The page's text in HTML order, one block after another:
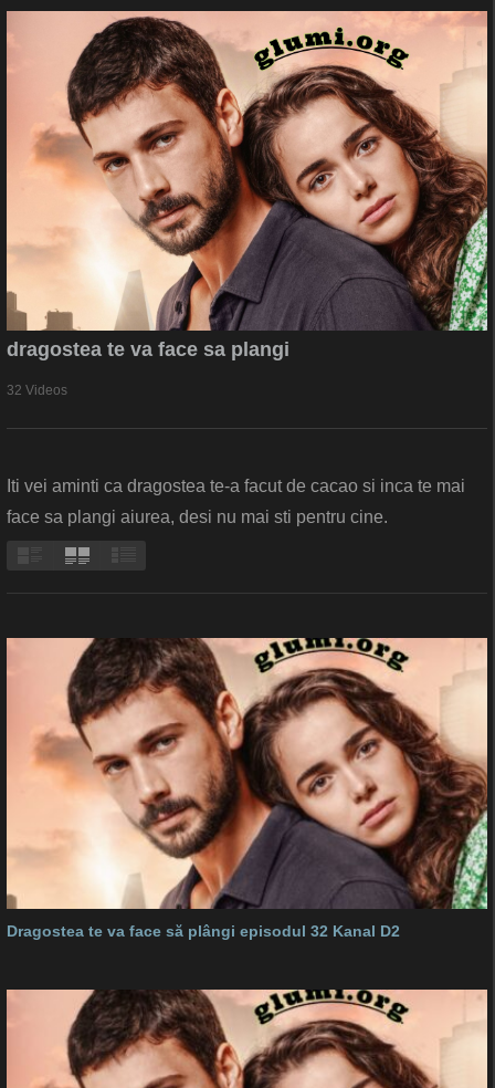
dragostea te va face sa plangi
32 Videos
Iti vei aminti ca dragostea te-a facut de cacao si inca te mai
face sa plangi aiurea, desi nu mai sti pentru cine.
Dragostea te va face să plângi episodul 32 Kanal D2